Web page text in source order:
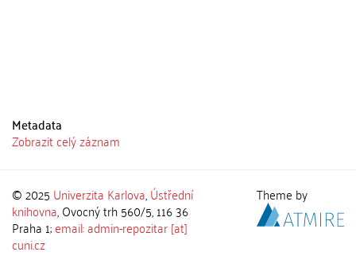
Metadata
Zobrazit celý záznam
© 2025 Univerzita Karlova,Ústřední
knihovna, Ovocný trh 560/5, 116 36
Praha 1;email: admin-repozitar [at]
cuni.cz
Theme by